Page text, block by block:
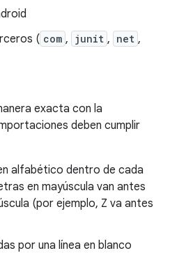
( com , junit , net ,
exacta con la
deben cumplir
alfabético dentro de cada
en mayúscula van antes
(por ejemplo, Z va antes
por una línea en blanco